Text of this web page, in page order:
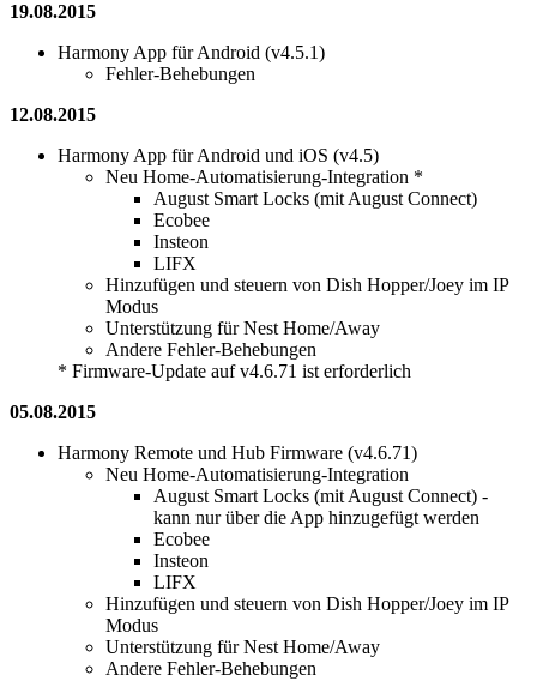
19.08.2015
Harmony App für Android (v4.5.1)
Fehler-Behebungen
12.08.2015
Harmony App für Android und iOS (v4.5)
Neu Home-Automatisierung-Integration *
August Smart Locks (mit August Connect)
Ecobee
Insteon
LIFX
Hinzufügen und steuern von Dish Hopper/Joey im IP
Modus
Unterstützung für Nest Home/Away
Andere Fehler-Behebungen
* Firmware-Update auf v4.6.71 ist erforderlich
05.08.2015
Harmony Remote und Hub Firmware (v4.6.71)
Neu Home-Automatisierung-Integration
August Smart Locks (mit August Connect) -
kann nur über die App hinzugefügt werden
Ecobee
Insteon
LIFX
Hinzufügen und steuern von Dish Hopper/Joey im IP
Modus
Unterstützung für Nest Home/Away
Andere Fehler-Behebungen